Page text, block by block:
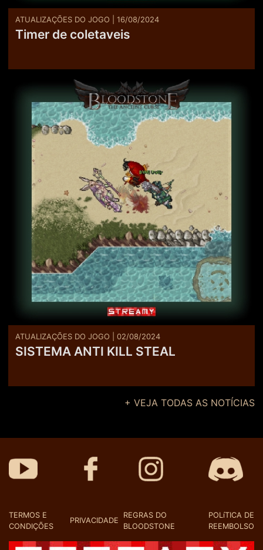
ATUALIZAÇÕES DO JOGO | 16/08/2024
Timer de coletaveis
ATUALIZAÇÕES DO JOGO | 02/08/2024
SISTEMA ANTI KILL STEAL
+ VEJA TODAS AS NOTÍCIAS
TERMOS E
CONDIÇÕES
PRIVACIDADE
REGRAS DO
BLOODSTONE
POLíTICA DE
REEMBOLSO